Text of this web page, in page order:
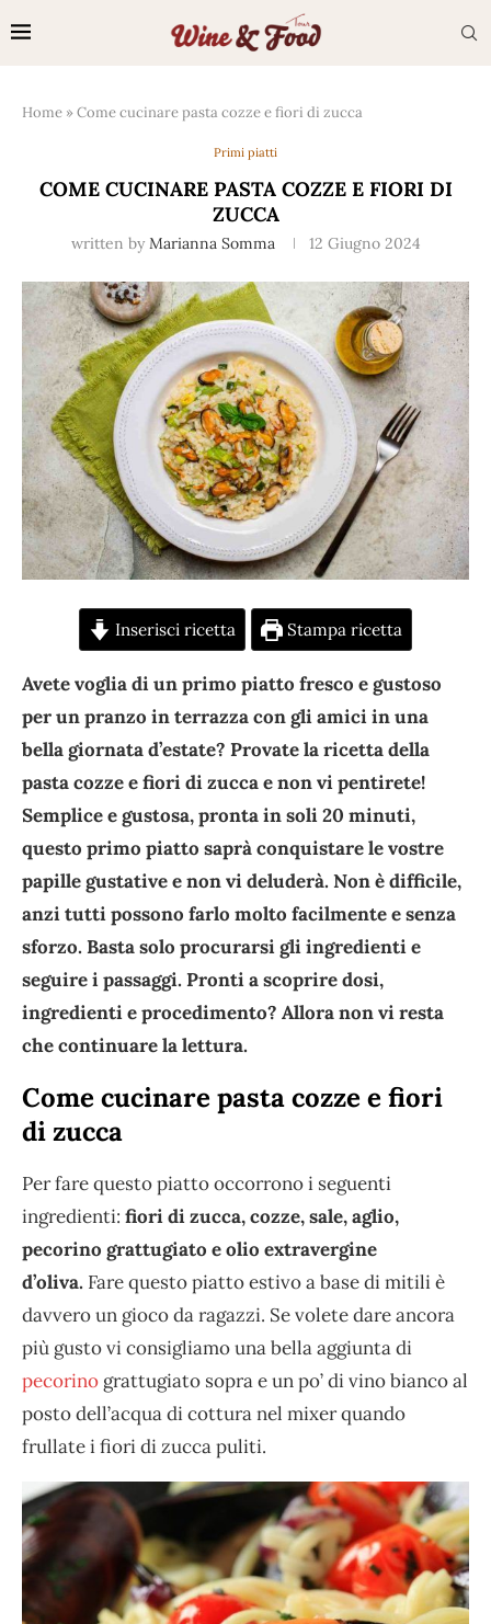
Home »Come cucinare pasta cozze e fiori di zucca
Primi piatti
COME CUCINARE PASTA COZZE E FIORI DI
ZUCCA
written by Marianna Somma 12 Giugno 2024
Inserisci ricetta Stampa ricetta
Avete voglia di un primo piatto fresco e gustoso
per un pranzo in terrazza con gli amici in una
bella giornata d’estate? Provate la ricetta della
pasta cozze e fiori di zucca e non vi pentirete!
Semplice e gustosa, pronta in soli 20 minuti,
questo primo piatto saprà conquistare le vostre
papille gustative e non vi deluderà. Non è difficile,
anzi tutti possono farlo molto facilmente e senza
sforzo. Basta solo procurarsi gli ingredienti e
seguire i passaggi. Pronti a scoprire dosi,
ingredienti e procedimento? Allora non vi resta
che continuare la lettura.
Come cucinare pasta cozze e fiori
di zucca
Per fare questo piatto occorrono i seguenti
ingredienti: fiori di zucca, cozze, sale, aglio,
pecorino grattugiato e olio extravergine
d’oliva. Fare questo piatto estivo a base di mitili è
davvero un gioco da ragazzi. Se volete dare ancora
più gusto vi consigliamo una bella aggiunta di
pecorino grattugiato sopra e un po’ di vino bianco al
posto dell’acqua di cottura nel mixer quando
frullate i fiori di zucca puliti.